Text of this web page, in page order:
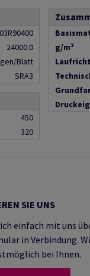
24000.0
Blatt
SRA3
450
320
g/m²
SIE UNS
einfach mit uns
in Verbindung.
bei Ihnen.